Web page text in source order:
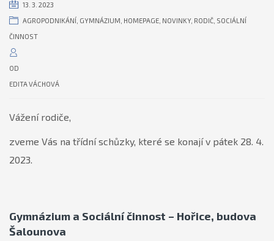
13. 3. 2023
AGROPODNIKÁNÍ GYMNÁZIUM HOMEPAGE NOVINKY, RODIČ SOCIÁLNÍ
ČINNOST
OD
EDITA VÁCHOVÁ
Vážení rodiče,
zveme Vás na třídní schůzky, které se konají v pátek 28. 4.
2023.
Gymnázium a Sociální činnost – Hořice, budova
Šalounova